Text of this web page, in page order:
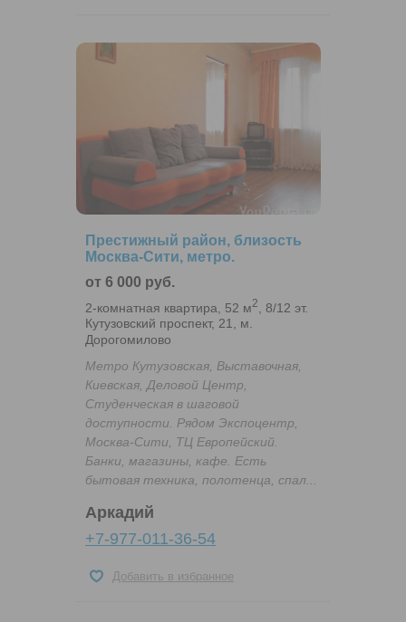
Престижный район, близость
Москва-Сити, метро.
от 6 000 руб.
2-комнатная квартира, 52 м2
, 8/12 эт.
Кутузовский проспект, 21, м.
Дорогомилово
Метро Кутузовская, Выставочная,
Киевская, Деловой Центр,
Студенческая в шаговой
доступности. Рядом Экспоцентр,
Москва-Сити, ТЦ Европейский.
Банки, магазины, кафе. Есть
бытовая техника, полотенца, спал...
Аркадий
+7-977-011-36-54
Добавить в избранное